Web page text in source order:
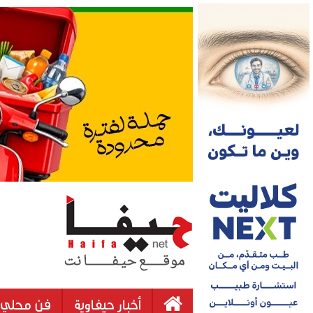
أخبار حيفاوية فن محلي